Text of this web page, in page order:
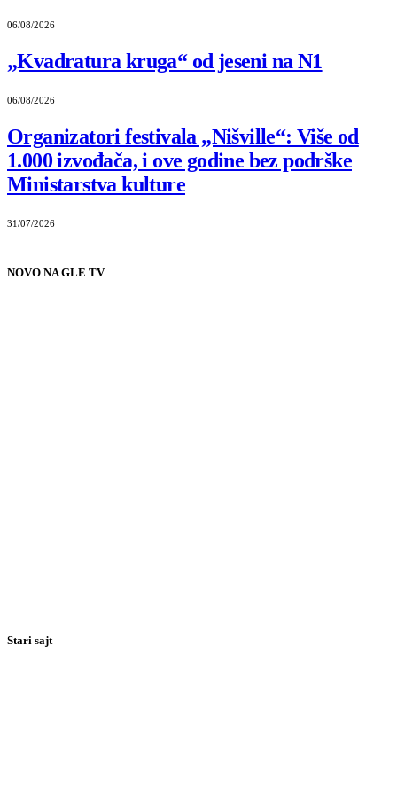
06/08/2026
„Kvadratura kruga“ od jeseni na N1
06/08/2026
Organizatori festivala „Nišville“: Više od
1.000 izvođača, i ove godine bez podrške
Ministarstva kulture
31/07/2026
NOVO NA GLE TV
Stari sajt